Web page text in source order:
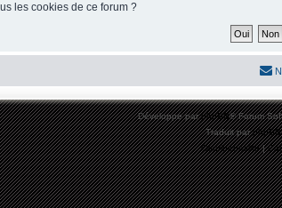
les cookies de ce forum ?
Développé parphpBB® Forum
Traduit par
Confidentialité|